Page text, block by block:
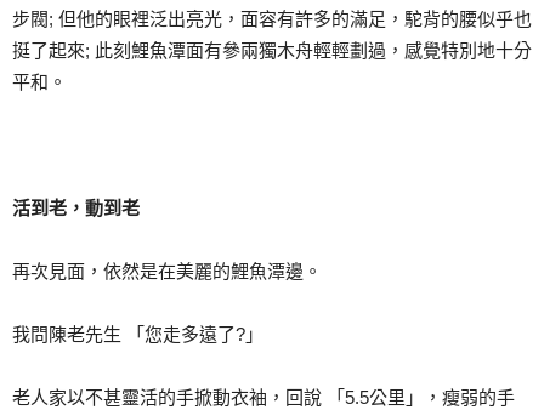
步閥; 但他的眼裡泛出亮光，面容有許多的滿足，駝背的腰似乎也
挺了起來; 此刻鯉魚潭面有參兩獨木舟輕輕劃過，感覺特別地十分
平和。
活到老，動到老
再次見面，依然是在美麗的鯉魚潭邊。
我問陳老先生 「您走多遠了?」
老人家以不甚靈活的手掀動衣袖，回說 「5.5公里」，瘦弱的手